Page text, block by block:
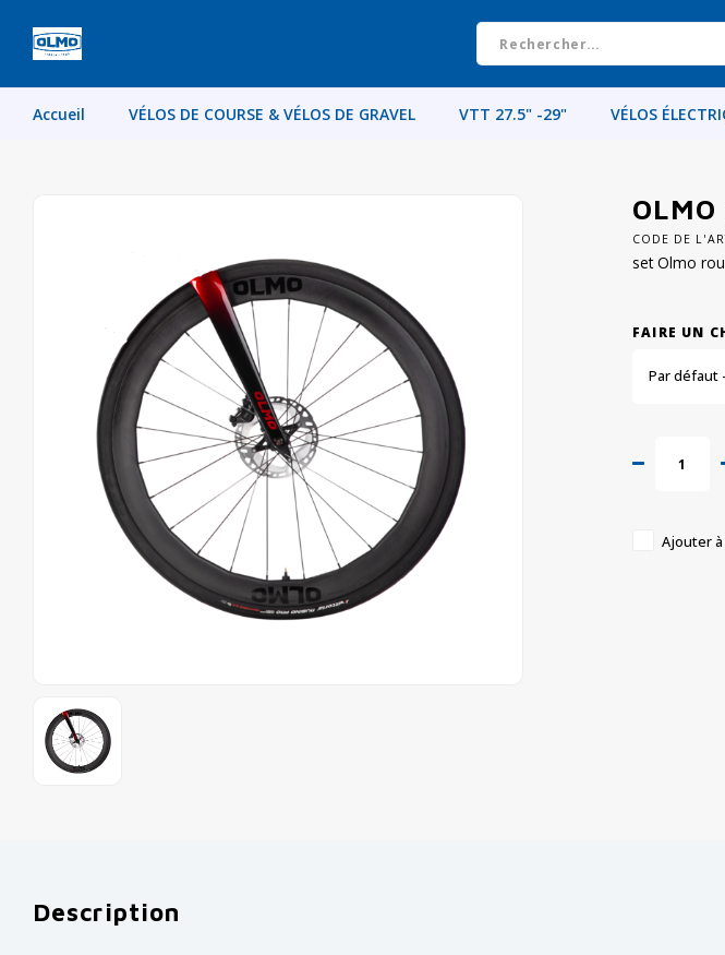
Accueil VÉLOS DE COURSE & VÉLOS DE GRAVEL VTT 27.5" -29" VÉLOS
CODE DE
set Olmo
FAIRE UN
Par défaut
Ajouter
Description